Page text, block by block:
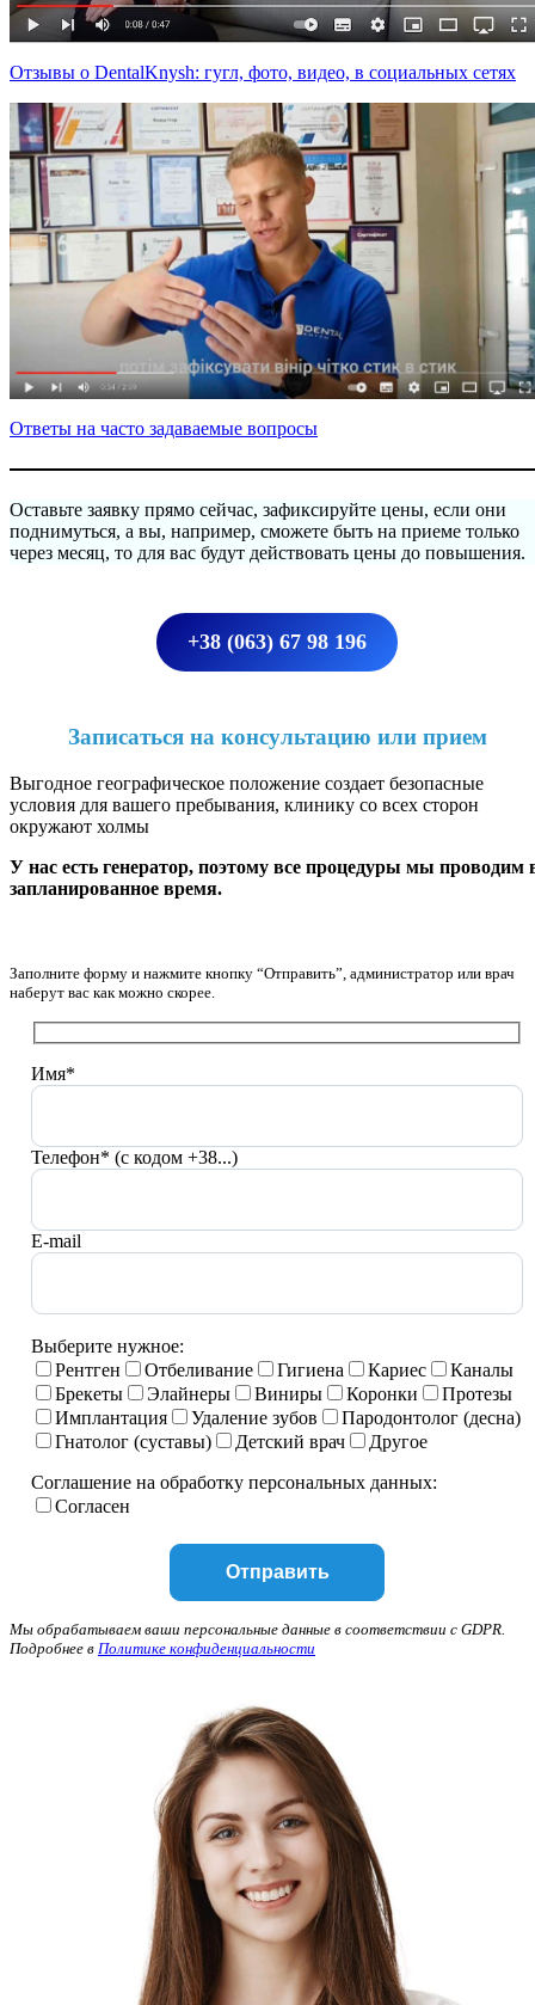
Отзывы о DentalKnysh: гугл, фото, видео, в социальных сетях
Ответы на часто задаваемые вопросы
Оставьте заявку прямо сейчас, зафиксируйте цены, если они
поднимуться, а вы, например, сможете быть на приеме только
через месяц, то для вас будут действовать цены до повышения.
+38 (063) 67 98 196
Записаться на консультацию или прием
Выгодное географическое положение создает безопасные
условия для вашего пребывания, клинику со всех сторон
окружают холмы
У нас есть генератор, поэтому все процедуры мы проводим
запланированное время.
Заполните форму и нажмите кнопку “Отправить”, администратор или врач
наберут вас как можно скорее.
Имя*
Телефон* (с кодом +38...)
E-mail
Выберите нужное:
Рентген
Отбеливание Гигиена Кариес
Каналы
Брекеты
Элайнеры Виниры Коронки
Протезы
Имплантация
Удаление зубов
Пародонтолог (десна)
Гнатолог (суставы)
Детский врач
Другое
Соглашение на обработку персональных данных:
Согласен
Мы обрабатываем ваши персональные данные в соответствии с GDPR.
Подробнее в Политике конфиденциальности